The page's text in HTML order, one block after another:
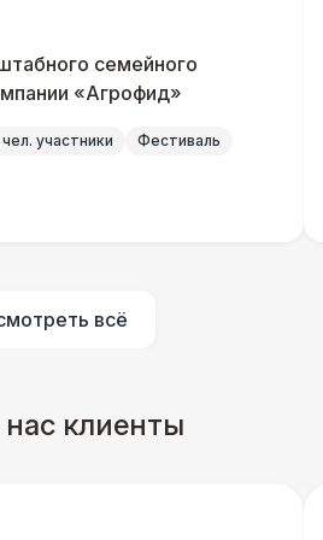
семейного
«Агрофид»
участники
Фестиваль
всё
нас клиенты